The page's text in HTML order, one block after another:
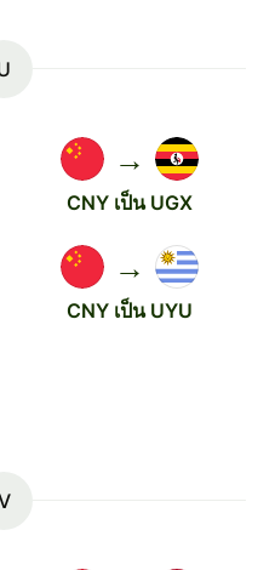
→
CNY เป็น UGX
→
CNY เป็น UYU